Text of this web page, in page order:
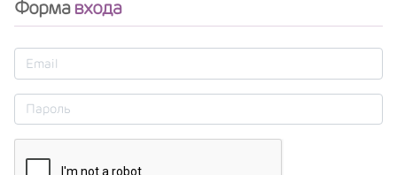
Формавхода